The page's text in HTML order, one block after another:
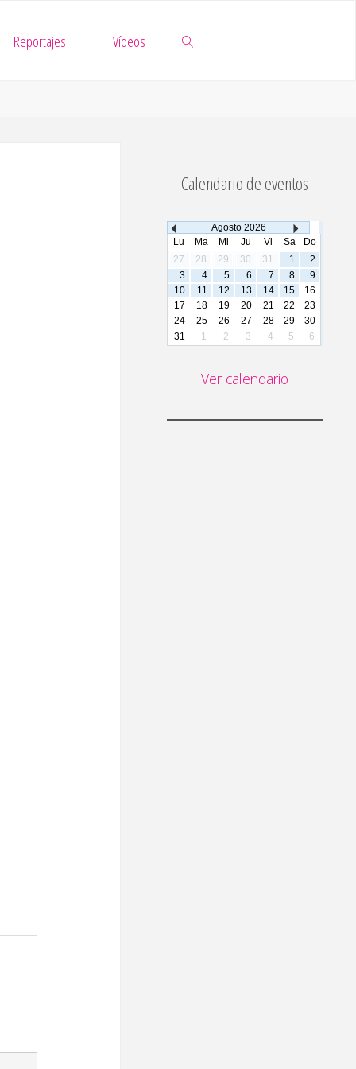
Reportajes Vídeos
Calendario de eventos
Agosto 2026
Lu
Ma Mi Ju Vi Sa
Do
27
28 29 30 31 1
2
3
4 5 6 7 8
9
10
11 12 13 14 15
16
17
18 19 20 21 22
23
24
25 26 27 28 29
30
31
1 2 3 4 5 6
Ver calendario